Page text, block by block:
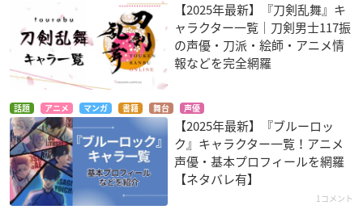
【2025年最新】『刀剣乱舞』キ
ャラクター一覧｜刀剣男士117振
の声優・刀派・絵師・アニメ情
報などを完全網羅
話題 アニメ マンガ 書籍 舞台 声優
【2025年最新】『ブルーロッ
ク』キャラクター一覧！アニメ
声優・基本プロフィールを網羅
【ネタバレ有】
1コメント